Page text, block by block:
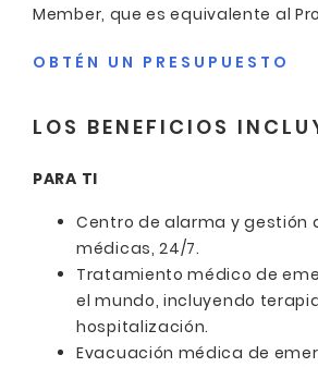
Member, que es equivalente al
OBTÉN UN PRESUPUESTO
LOS BENEFICIOS
PARA TI
Centro de alarma y gestión
médicas, 24/7.
Tratamiento médico de
el mundo, incluyendo
hospitalización.
Evacuación médica de